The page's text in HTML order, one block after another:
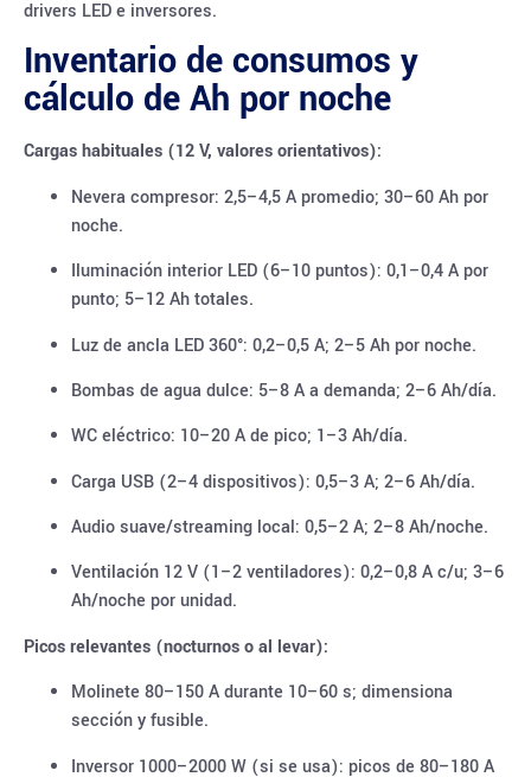
drivers LED e inversores.
Inventario de consumos y
cálculo de Ah por noche
Cargas habituales (12 V, valores orientativos):
Nevera compresor: 2,5–4,5 A promedio; 30–60 Ah por
noche.
Iluminación interior LED (6–10 puntos): 0,1–0,4 A por
punto; 5–12 Ah totales.
Luz de ancla LED 360°: 0,2–0,5 A; 2–5 Ah por noche.
Bombas de agua dulce: 5–8 A a demanda; 2–6 Ah/día.
WC eléctrico: 10–20 A de pico; 1–3 Ah/día.
Carga USB (2–4 dispositivos): 0,5–3 A; 2–6 Ah/día.
Audio suave/streaming local: 0,5–2 A; 2–8 Ah/noche.
Ventilación 12 V (1–2 ventiladores): 0,2–0,8 A c/u; 3–6
Ah/noche por unidad.
Picos relevantes (nocturnos o al levar):
Molinete 80–150 A durante 10–60 s; dimensiona
sección y fusible.
Inversor 1000–2000 W (si se usa): picos de 80–180 A